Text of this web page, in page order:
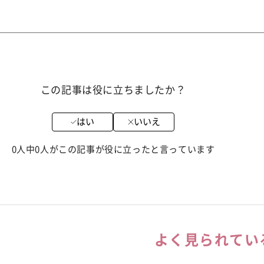
この記事は役に立ちましたか？
はい いいえ
0人中0人がこの記事が役に立ったと言っています
よく見られて